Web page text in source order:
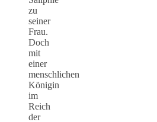
zu
seiner
Frau.
Doch
mit
einer
menschlichen
Königin
im
Reich
der